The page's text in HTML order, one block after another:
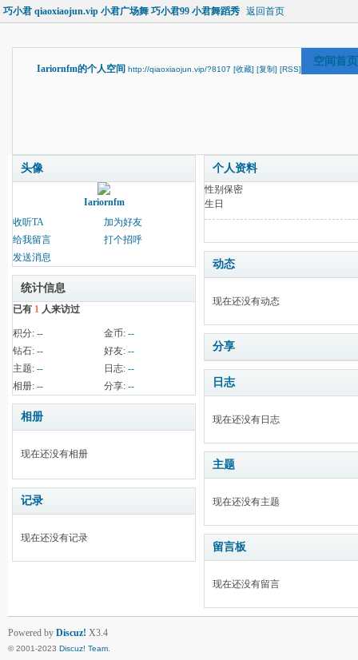
巧小君 qiaoxiaojun.vip 小君广场舞 巧小君99 小君舞蹈秀 返回首页
Iariornfm的个人空间 http://qiaoxiaojun.vip/?8107 [收藏] [复制] [RSS]
空间首页
头像
Iariornfm
收听TA
加为好友
给我留言
打个招呼
发送消息
统计信息
已有 1 人来访过
积分: -- 金币: --
钻石: -- 好友: --
主题: -- 日志: --
相册: -- 分享: --
相册
现在还没有相册
记录
现在还没有记录
个人资料
性别 保密
生日
动态
现在还没有动态
分享
日志
现在还没有日志
主题
现在还没有主题
留言板
现在还没有留言
Powered by Discuz! X3.4
© 2001-2023 Discuz! Team